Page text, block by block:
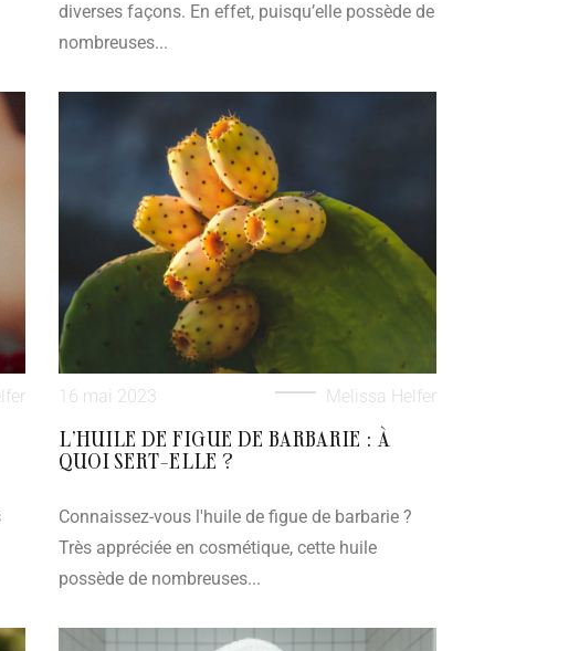
diverses façons. En effet, puisqu’elle possède de
nombreuses...
16 mai 2023 Melissa Helfer
L’HUILE DE FIGUE DE BARBARIE : À
QUOI SERT-ELLE ?
Connaissez-vous l'huile de figue de barbarie ?
Très appréciée en cosmétique, cette huile
possède de nombreuses...